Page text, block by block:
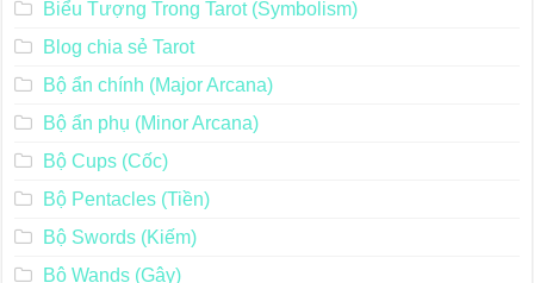
Biểu Tượng Trong Tarot (Symbolism)
Blog chia sẻ Tarot
Bộ ẩn chính (Major Arcana)
Bộ ẩn phụ (Minor Arcana)
Bộ Cups (Cốc)
Bộ Pentacles (Tiền)
Bộ Swords (Kiếm)
Bộ Wands (Gậy)